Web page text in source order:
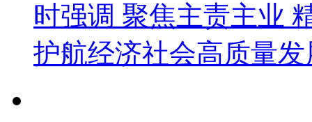
时强调 聚焦主责主业
护航经济社会高质量发